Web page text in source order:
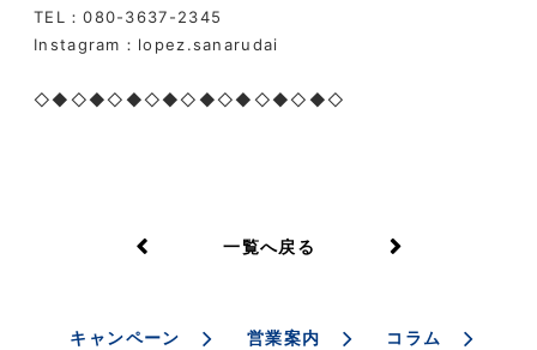
TEL：080-3637-2345
Instagram：lopez.sanarudai
◇◆◇◆◇◆◇◆◇◆◇◆◇◆◇◆◇
一覧へ戻る
キャンペーン 営業案内 コラム